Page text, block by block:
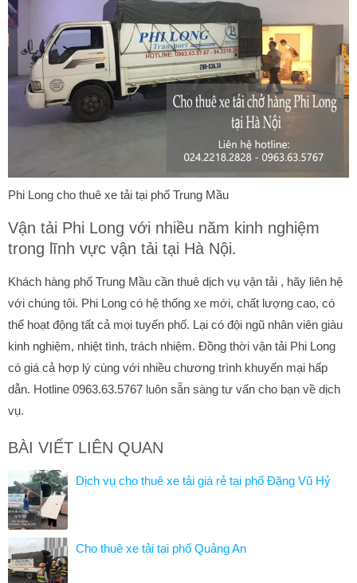
Phi Long cho thuê xe tải tại phố Trung Mầu
Vận tải Phi Long với nhiều năm kinh nghiệm
trong lĩnh vực vận tải tại Hà Nội.
Khách hàng phố Trung Mầu cần thuê dịch vụ vận tải , hãy liên hệ
với chúng tôi. Phi Long có hệ thống xe mới, chất lượng cao, có
thể hoạt động tất cả mọi tuyến phố. Lại có đội ngũ nhân viên giàu
kinh nghiệm, nhiệt tình, trách nhiệm. Đồng thời vận tải Phi Long
có giá cả hợp lý cùng với nhiều chương trình khuyến mại hấp
dẫn. Hotline 0963.63.5767 luôn sẵn sàng tư vấn cho bạn về dịch
vụ.
BÀI VIẾT LIÊN QUAN
Dịch vụ cho thuê xe tải giá rẻ tại phố Đặng Vũ Hỷ
Cho thuê xe tải tại phố Quảng An